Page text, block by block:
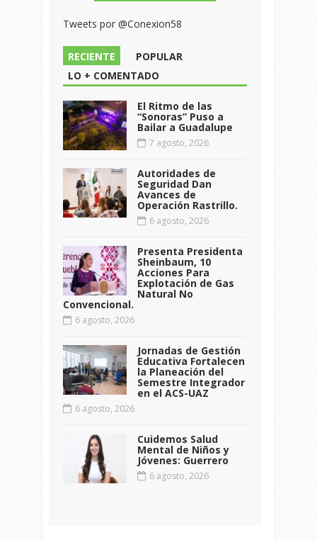
Tweets por @Conexion58
RECIENTE
POPULAR
LO + COMENTADO
El Ritmo de las
“Sonoras” Puso a
Bailar a Guadalupe
7 agosto, 2026
Autoridades de
Seguridad Dan
Avances de
Operación Rastrillo.
6 agosto, 2026
Presenta Presidenta
Sheinbaum, 10
Acciones Para
Explotación de Gas
Natural No
Convencional.
6 agosto, 2026
Jornadas de Gestión
Educativa Fortalecen
la Planeación del
Semestre Integrador
en el ACS-UAZ
6 agosto, 2026
Cuidemos Salud
Mental de Niños y
Jóvenes: Guerrero
6 agosto, 2026